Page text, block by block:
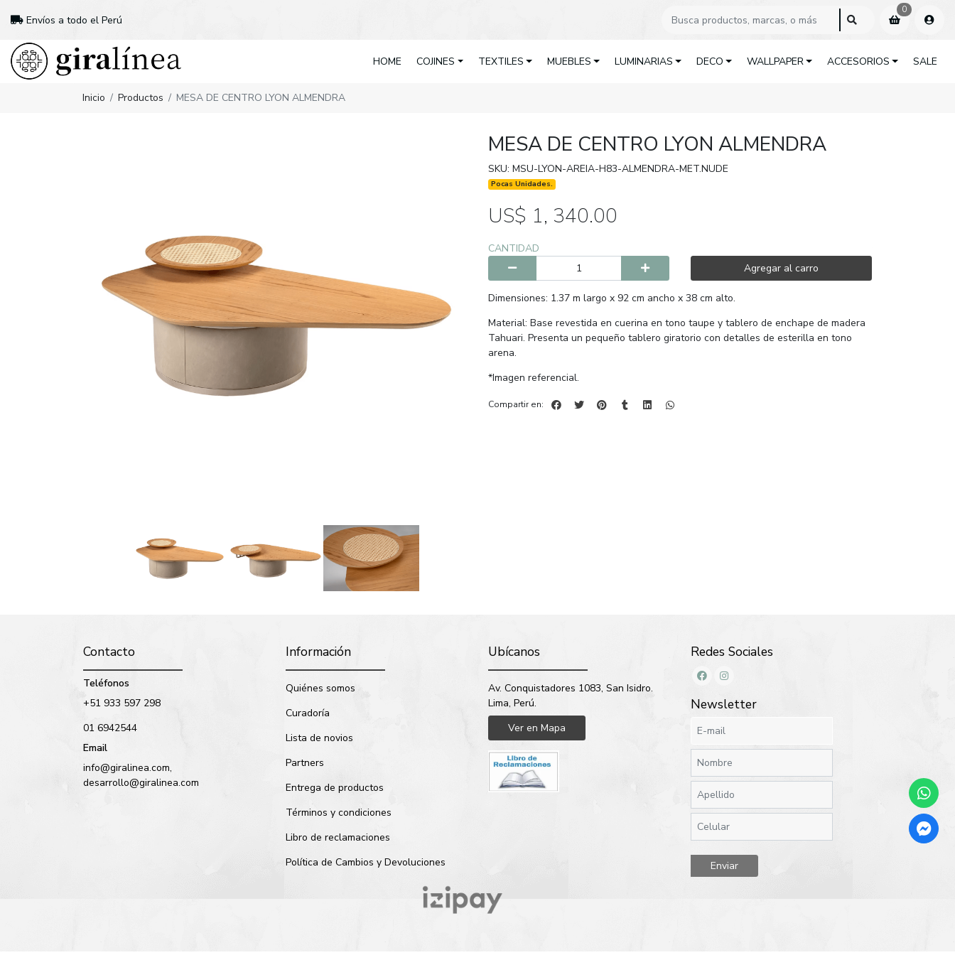
Envíos a todo el Perú
0
HOME COJINES TEXTILES MUEBLES LUMINARIAS DECO WALLPAPER ACCESORIOS SALE
Inicio Productos MESA DE CENTRO LYON ALMENDRA
MESA DE CENTRO LYON ALMENDRA
SKU: MSU-LYON-AREIA-H83-ALMENDRA-MET.NUDE
Pocas Unidades.
US$ 1, 340.00
CANTIDAD
Agregar al carro
Dimensiones: 1.37 m largo x 92 cm ancho x 38 cm alto.
Material: Base revestida en cuerina en tono taupe y tablero de enchape de madera
Tahuari. Presenta un pequeño tablero giratorio con detalles de esterilla en tono
arena.
*Imagen referencial.
Compartir en:
Contacto
Teléfonos
+51 933 597 298
01 6942544
Email
info@giralinea.com,
desarrollo@giralinea.com
Información
Quiénes somos
Curadoría
Lista de novios
Partners
Entrega de productos
Términos y condiciones
Libro de reclamaciones
Política de Cambios y Devoluciones
Ubícanos
Av. Conquistadores 1083, San Isidro.
Lima, Perú.
Ver en Mapa
Redes Sociales
Newsletter
Enviar